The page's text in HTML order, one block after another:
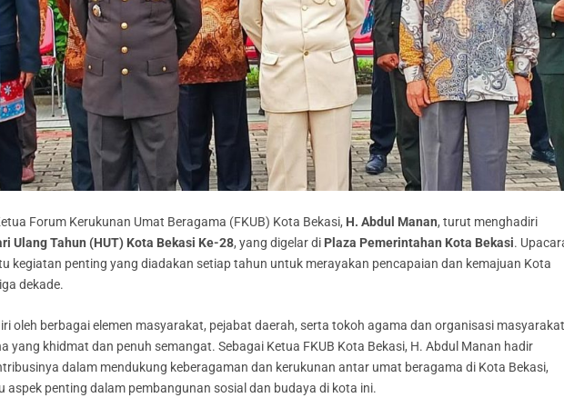
Forum Kerukunan Umat Beragama (FKUB) Kota Bekasi, H. Abdul Manan, turut menghadiri
Ulang Tahun (HUT) Kota Bekasi Ke-28, yang digelar di Plaza Pemerintahan Kota Bekasi.
kegiatan penting yang diadakan setiap tahun untuk merayakan pencapaian dan kemajuan Kota
dekade.
oleh berbagai elemen masyarakat, pejabat daerah, serta tokoh agama dan organisasi masyarakat
yang khidmat dan penuh semangat. Sebagai Ketua FKUB Kota Bekasi, H. Abdul Manan hadir
dalam mendukung keberagaman dan kerukunan antar umat beragama di Kota Bekasi,
aspek penting dalam pembangunan sosial dan budaya di kota ini.